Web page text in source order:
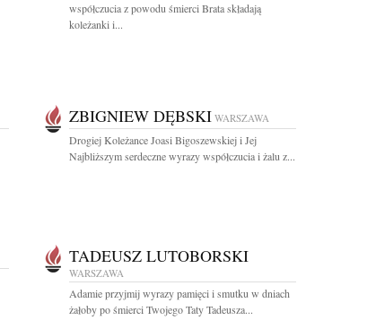
współczucia z powodu śmierci Brata składają
koleżanki i...
ZBIGNIEW DĘBSKI WARSZAWA
Drogiej Koleżance Joasi Bigoszewskiej i Jej
Najbliższym serdeczne wyrazy współczucia i żalu z...
TADEUSZ LUTOBORSKI
WARSZAWA
Adamie przyjmij wyrazy pamięci i smutku w dniach
żałoby po śmierci Twojego Taty Tadeusza...